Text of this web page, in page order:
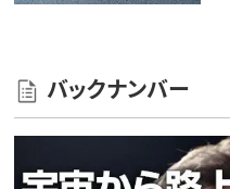
バックナンバー